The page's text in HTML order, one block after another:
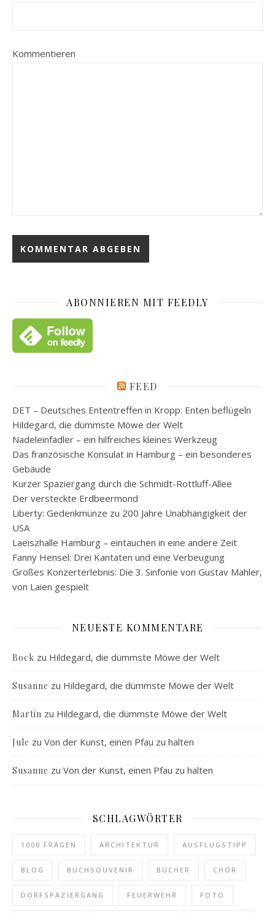
Kommentieren
ABONNIEREN MIT FEEDLY
FEED
DET – Deutsches Ententreffen in Kropp: Enten beflügeln
Hildegard, die dümmste Möwe der Welt
Nadeleinfädler – ein hilfreiches kleines Werkzeug
Das französische Konsulat in Hamburg – ein besonderes
Gebäude
Kurzer Spaziergang durch die Schmidt-Rottluff-Allee
Der versteckte Erdbeermond
Liberty: Gedenkmünze zu 200 Jahre Unabhängigkeit der
USA
Laeiszhalle Hamburg – eintauchen in eine andere Zeit
Fanny Hensel: Drei Kantaten und eine Verbeugung
Großes Konzerterlebnis: Die 3. Sinfonie von Gustav Mahler,
von Laien gespielt
NEUESTE KOMMENTARE
Bock zu Hildegard, die dümmste Möwe der Welt
Susanne zu Hildegard, die dümmste Möwe der Welt
Martin zu Hildegard, die dümmste Möwe der Welt
Jule zu Von der Kunst, einen Pfau zu halten
Susanne zu Von der Kunst, einen Pfau zu halten
SCHLAGWÖRTER
1000 FRAGEN ARCHITEKTUR AUSFLUGSTIPP
BLOG BUCHSOUVENIR BÜCHER CHOR
DORFSPAZIERGANG FEUERWEHR FOTO